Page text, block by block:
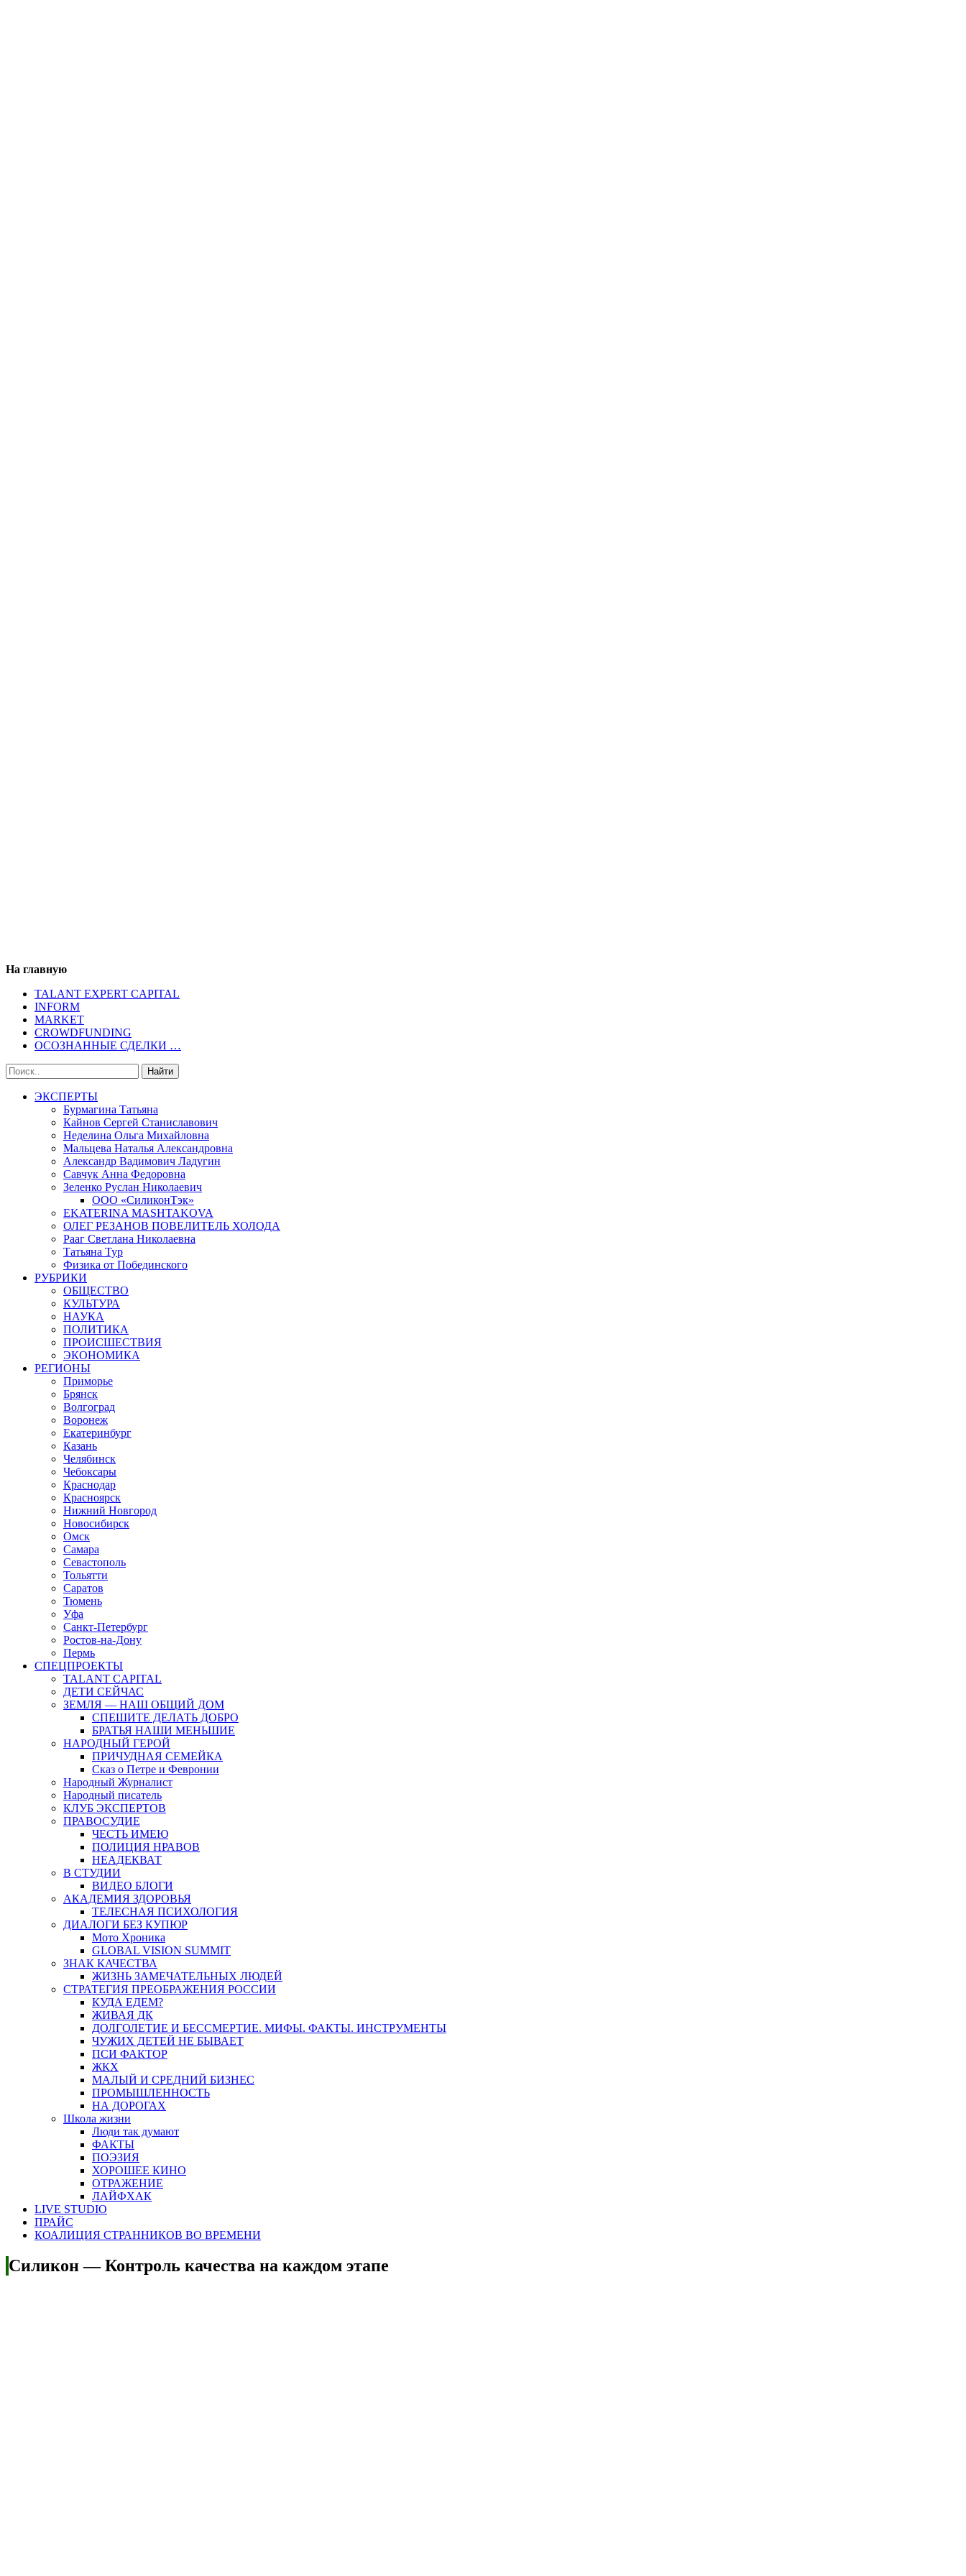
На главную
TALANT EXPERT CAPITAL
INFORM
MARKET
CROWDFUNDING
ОСОЗНАННЫЕ СДЕЛКИ …
ЭКСПЕРТЫ
Бурмагина Татьяна
Кайнов Сергей Станиславович
Неделина Ольга Михайловна
Мальцева Наталья Александровна
Александр Вадимович Ладугин
Савчук Анна Федоровна
Зеленко Руслан Николаевич
ООО «СиликонТэк»
EKATERINA MASHTAKOVA
ОЛЕГ РЕЗАНОВ ПОВЕЛИТЕЛЬ ХОЛОДА
Рааг Светлана Николаевна
Татьяна Тур
Физика от Побединского
РУБРИКИ
ОБЩЕСТВО
КУЛЬТУРА
НАУКА
ПОЛИТИКА
ПРОИСШЕСТВИЯ
ЭКОНОМИКА
РЕГИОНЫ
Приморье
Брянск
Волгоград
Воронеж
Екатеринбург
Казань
Челябинск
Чебоксары
Краснодар
Красноярск
Нижний Новгород
Новосибирск
Омск
Самара
Севастополь
Тольятти
Саратов
Тюмень
Уфа
Санкт-Петербург
Ростов-на-Дону
Пермь
СПЕЦПРОЕКТЫ
TALANT CAPITAL
ДЕТИ СЕЙЧАС
ЗЕМЛЯ — НАШ ОБЩИЙ ДОМ
СПЕШИТЕ ДЕЛАТЬ ДОБРО
БРАТЬЯ НАШИ МЕНЬШИЕ
НАРОДНЫЙ ГЕРОЙ
ПРИЧУДНАЯ СЕМЕЙКА
Сказ о Петре и Февронии
Народный Журналист
Народный писатель
КЛУБ ЭКСПЕРТОВ
ПРАВОСУДИЕ
ЧЕСТЬ ИМЕЮ
ПОЛИЦИЯ НРАВОВ
НЕАДЕКВАТ
В СТУДИИ
ВИДЕО БЛОГИ
АКАДЕМИЯ ЗДОРОВЬЯ
ТЕЛЕСНАЯ ПСИХОЛОГИЯ
ДИАЛОГИ БЕЗ КУПЮР
Мото Хроника
GLOBAL VISION SUMMIT
ЗНАК КАЧЕСТВА
ЖИЗНЬ ЗАМЕЧАТЕЛЬНЫХ ЛЮДЕЙ
СТРАТЕГИЯ ПРЕОБРАЖЕНИЯ РОССИИ
КУДА ЕДЕМ?
ЖИВАЯ ДК
ДОЛГОЛЕТИЕ И БЕССМЕРТИЕ. МИФЫ. ФАКТЫ. ИНСТРУМЕНТЫ
ЧУЖИХ ДЕТЕЙ НЕ БЫВАЕТ
ПСИ ФАКТОР
ЖКХ
МАЛЫЙ И СРЕДНИЙ БИЗНЕС
ПРОМЫШЛЕННОСТЬ
НА ДОРОГАХ
Школа жизни
Люди так думают
ФАКТЫ
ПОЭЗИЯ
ХОРОШЕЕ КИНО
ОТРАЖЕНИЕ
ЛАЙФХАК
LIVE STUDIO
ПРАЙС
КОАЛИЦИЯ СТРАННИКОВ ВО ВРЕМЕНИ
Силикон — Контроль качества на каждом этапе